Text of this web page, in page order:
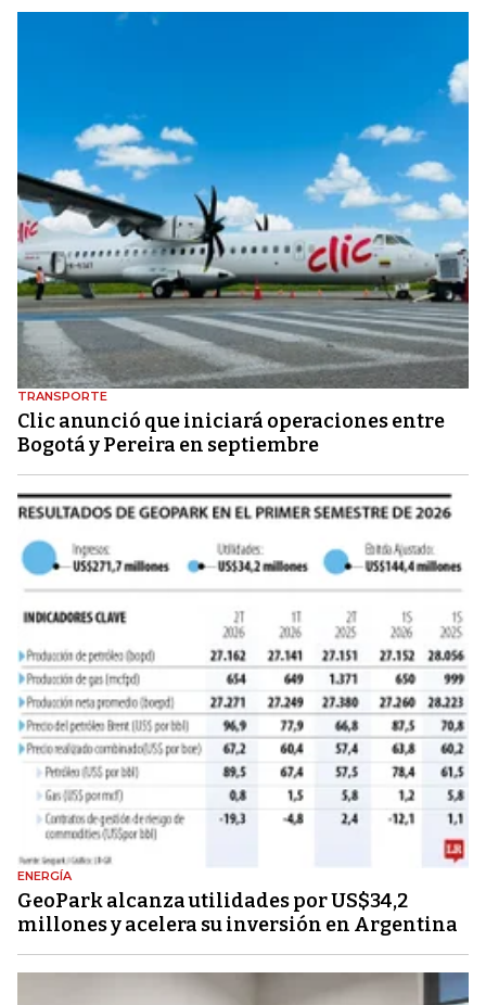
TRANSPORTE
Clic anunció que iniciará operaciones entre
Bogotá y Pereira en septiembre
ENERGÍA
GeoPark alcanza utilidades por US$34,2
millones y acelera su inversión en Argentina